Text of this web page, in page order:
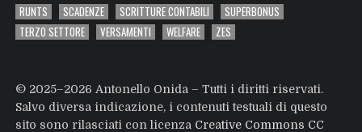
RUNTS
SCADENZE SCRITTURE CONTABILI
SUPERBONUS
TERZO SETTORE
VERSAMENTI WELFARE ZES
© 2025–2026 Antonello Onida – Tutti i diritti riservati.
Salvo diversa indicazione, i contenuti testuali di questo
sito sono rilasciati con licenza Creative Commons CC